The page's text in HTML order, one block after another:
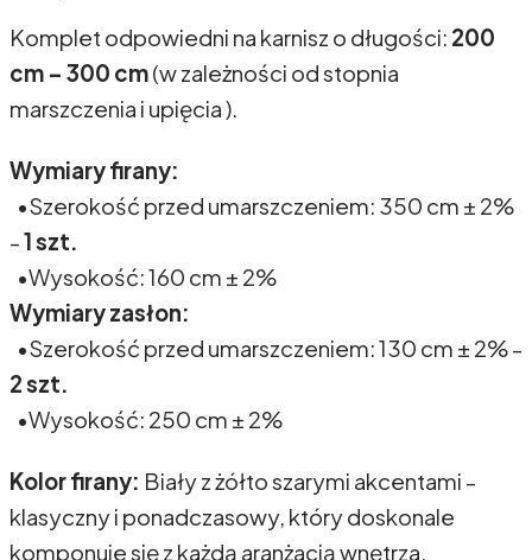
Komplet odpowiedni na karnisz o długości: 200
cm – 300 cm(w zależności od stopnia
marszczenia i upięcia ).
Wymiary firany:
•Szerokość przed umarszczeniem: 350 cm ± 2%
-1 szt.
•Wysokość: 160 cm ± 2%
Wymiary zasłon:
•Szerokość przed umarszczeniem: 130 cm ± 2% -
2 szt.
•Wysokość: 250 cm ± 2%
Kolor firany: Biały z żółto szarymi akcentami -
klasyczny i ponadczasowy, który doskonale
komponuje się z każdą aranżacją wnętrza.